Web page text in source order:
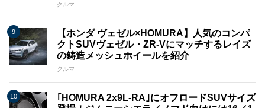
クルマ
【ホンダ ヴェゼル×HOMURA】人気のコンパ
クトSUVヴェゼル・ZR-Vにマッチするレイズ
の鋳造メッシュホイールを紹介
クルマ
｢HOMURA 2x9L​​-RA｣にオフロードSUVサイズ